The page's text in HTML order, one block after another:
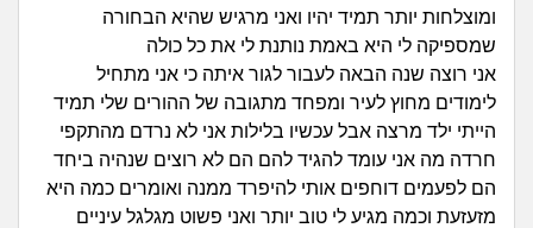
היריון ולידה
הורות ומשפחה
מתבגרים
מהבקו"ם... ועד מתי?!
הרשמה | התחברות
ומוצלחות יותר תמיד יהיו ואני מרגיש שהיא הבחורה
שמספיקה לי היא באמת נותנת לי את כל כולה
אני רוצה שנה הבאה לעבור לגור איתה כי אני מתחיל
לימודים מחוץ לעיר ומפחד מתגובה של ההורים שלי תמיד
הייתי ילד מרצה אבל עכשיו בלילות אני לא נרדם מהתקפי
חרדה מה אני עומד להגיד להם הם לא רוצים שנהיה ביחד
הם לפעמים דוחפים אותי להיפרד ממנה ואומרים כמה היא
מזעזעת וכמה מגיע לי טוב יותר ואני פשוט מגלגל עיניים